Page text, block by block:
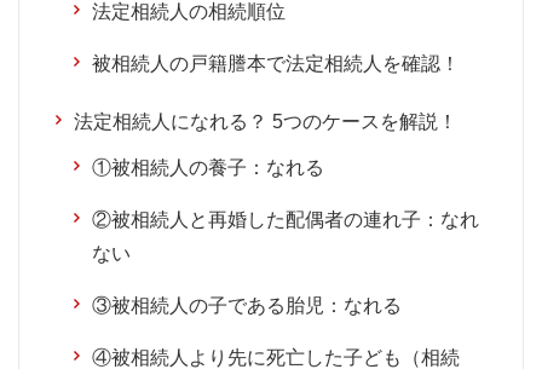
法定相続人の相続順位
被相続人の戸籍謄本で法定相続人を確認！
法定相続人になれる？ 5つのケースを解説！
①被相続人の養子：なれる
②被相続人と再婚した配偶者の連れ子：なれ
ない
③被相続人の子である胎児：なれる
④被相続人より先に死亡した子ども（相続